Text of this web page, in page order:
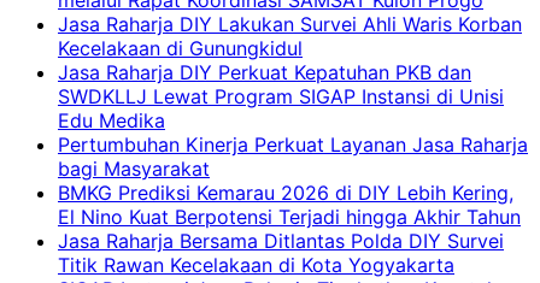
Jasa Raharja DIY Lakukan Survei Ahli Waris Korban
Kecelakaan di Gunungkidul
Jasa Raharja DIY Perkuat Kepatuhan PKB dan
SWDKLLJ Lewat Program SIGAP Instansi di Unisi
Edu Medika
Pertumbuhan Kinerja Perkuat Layanan Jasa Raharja
bagi Masyarakat
BMKG Prediksi Kemarau 2026 di DIY Lebih Kering,
El Nino Kuat Berpotensi Terjadi hingga Akhir Tahun
Jasa Raharja Bersama Ditlantas Polda DIY Survei
Titik Rawan Kecelakaan di Kota Yogyakarta